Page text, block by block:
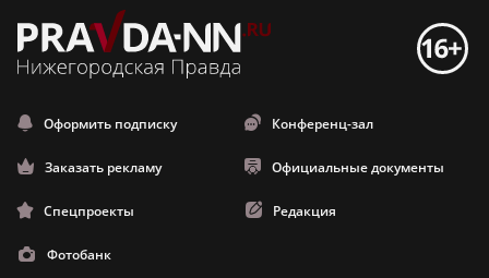
Оформить подписку Конференц-зал
Заказать рекламу Официальные документы
Спецпроекты Редакция
Фотобанк